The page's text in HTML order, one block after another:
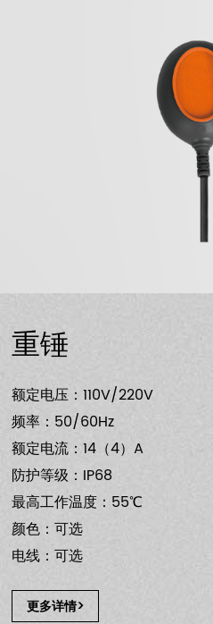
重锤
额定电压：110V/220V
频率：50/60Hz
额定电流：14（4）A
防护等级：IP68
最高工作温度：55℃
颜色：可选
电线：可选
更多详情>